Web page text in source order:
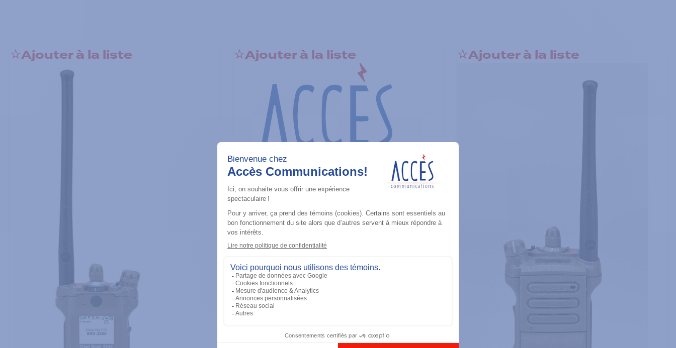
Ajouter à la liste Ajouter à la liste
Radios portatives
TETRA
Ajouter à la liste